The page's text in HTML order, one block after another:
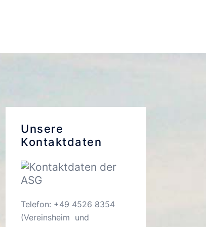
Unsere
Kontaktdaten
Telefon: +49 4526 8354
(Vereinsheim und